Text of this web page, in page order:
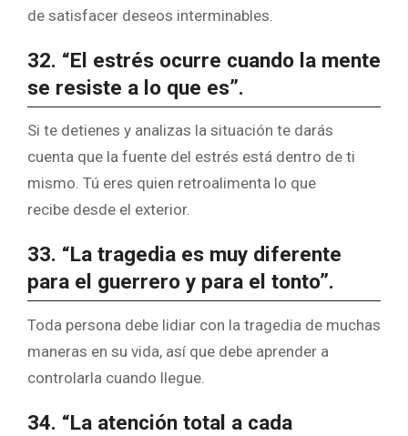
de satisfacer deseos interminables.
32. “El estrés ocurre cuando la mente
se resiste a lo que es”.
Si te detienes y analizas la situación te darás
cuenta que la fuente del estrés está dentro de ti
mismo. Tú eres quien retroalimenta lo que
recibe desde el exterior.
33. “La tragedia es muy diferente
para el guerrero y para el tonto”.
Toda persona debe lidiar con la tragedia de muchas
maneras en su vida, así que debe aprender a
controlarla cuando llegue.
34. “La atención total a cada